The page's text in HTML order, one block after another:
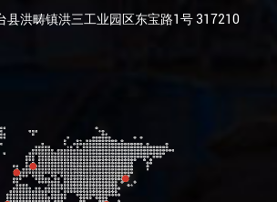
县洪畴镇洪三工业园区东宝路1号 317210